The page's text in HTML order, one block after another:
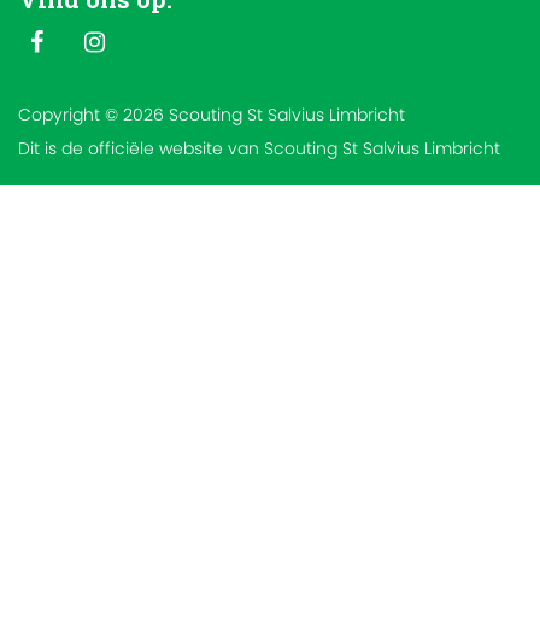
Copyright © 2026 Scouting St Salvius Limbricht
Dit is de officiële website van Scouting St Salvius Limbricht